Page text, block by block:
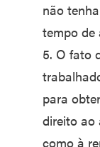
não
tempo de
5. O fato
para
direito ao
como à